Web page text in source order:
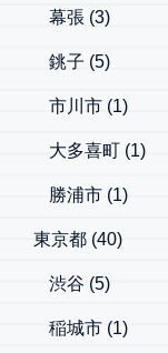
幕張 (3)
銚子 (5)
市川市 (1)
大多喜町 (1)
勝浦市 (1)
東京都 (40)
渋谷 (5)
稲城市 (1)